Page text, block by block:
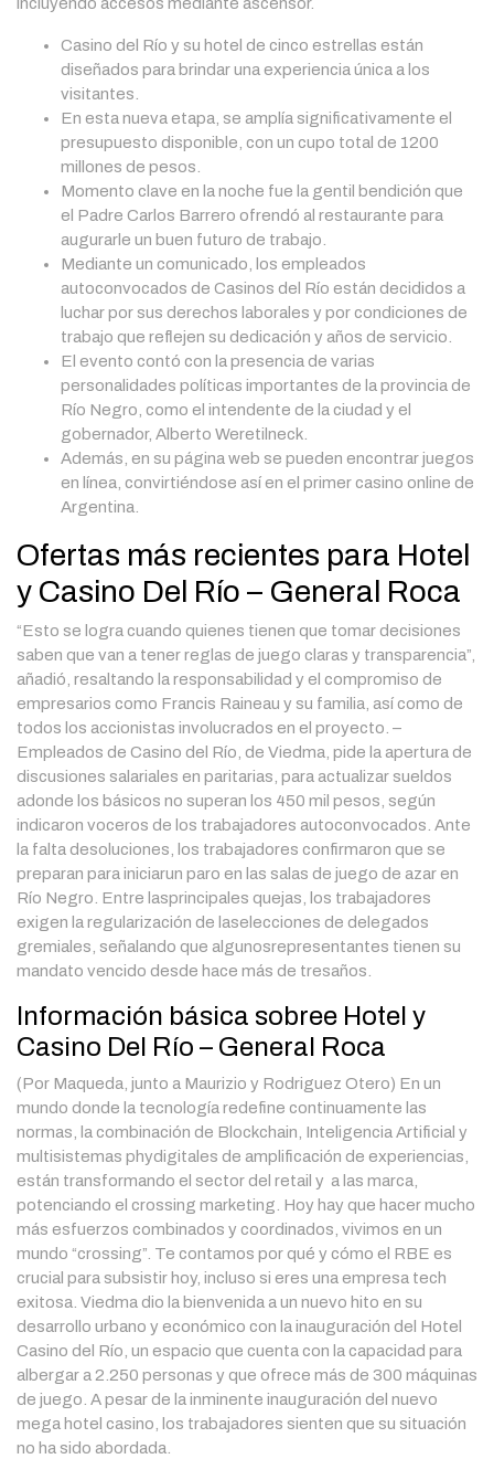
Casino del Río y su hotel de cinco estrellas están
diseñados para brindar una experiencia única a los
visitantes.
En esta nueva etapa, se amplía significativamente el
presupuesto disponible, con un cupo total de 1200
millones de pesos.
Momento clave en la noche fue la gentil bendición que
el Padre Carlos Barrero ofrendó al restaurante para
augurarle un buen futuro de trabajo.
Mediante un comunicado, los empleados
autoconvocados de Casinos del Río están decididos a
luchar por sus derechos laborales y por condiciones de
trabajo que reflejen su dedicación y años de servicio.
El evento contó con la presencia de varias
personalidades políticas importantes de la provincia de
Río Negro, como el intendente de la ciudad y el
gobernador, Alberto Weretilneck.
Además, en su página web se pueden encontrar juegos
en línea, convirtiéndose así en el primer casino online de
Argentina.
Ofertas más recientes para Hotel
y Casino Del Río – General Roca
“Esto se logra cuando quienes tienen que tomar decisiones
saben que van a tener reglas de juego claras y transparencia”,
añadió, resaltando la responsabilidad y el compromiso de
empresarios como Francis Raineau y su familia, así como de
todos los accionistas involucrados en el proyecto. –
Empleados de Casino del Río, de Viedma, pide la apertura de
discusiones salariales en paritarias, para actualizar sueldos
adonde los básicos no superan los 450 mil pesos, según
indicaron voceros de los trabajadores autoconvocados. Ante
la falta desoluciones, los trabajadores confirmaron que se
preparan para iniciarun paro en las salas de juego de azar en
Río Negro. Entre lasprincipales quejas, los trabajadores
exigen la regularización de laselecciones de delegados
gremiales, señalando que algunosrepresentantes tienen su
mandato vencido desde hace más de tresaños.
Información básica sobree Hotel y
Casino Del Río – General Roca
(Por Maqueda, junto a Maurizio y Rodriguez Otero) En un
mundo donde la tecnología redefine continuamente las
normas, la combinación de Blockchain, Inteligencia Artificial y
multisistemas phydigitales de amplificación de experiencias,
están transformando el sector del retail y a las marca,
potenciando el crossing marketing. Hoy hay que hacer mucho
más esfuerzos combinados y coordinados, vivimos en un
mundo “crossing”. Te contamos por qué y cómo el RBE es
crucial para subsistir hoy, incluso si eres una empresa tech
exitosa. Viedma dio la bienvenida a un nuevo hito en su
desarrollo urbano y económico con la inauguración del Hotel
Casino del Río, un espacio que cuenta con la capacidad para
albergar a 2.250 personas y que ofrece más de 300 máquinas
de juego. A pesar de la inminente inauguración del nuevo
mega hotel casino, los trabajadores sienten que su situación
no ha sido abordada.